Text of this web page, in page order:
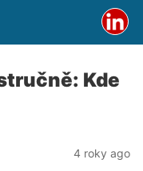
Kde
4 roky ago